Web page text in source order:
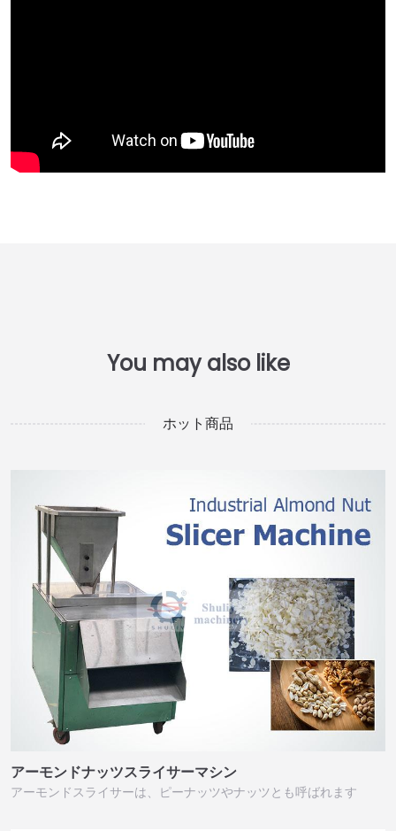
ホット商品
アーモンドナッツスライサーマシン
アーモンドスライサーは、ピーナッツやナッツとも呼ばれます